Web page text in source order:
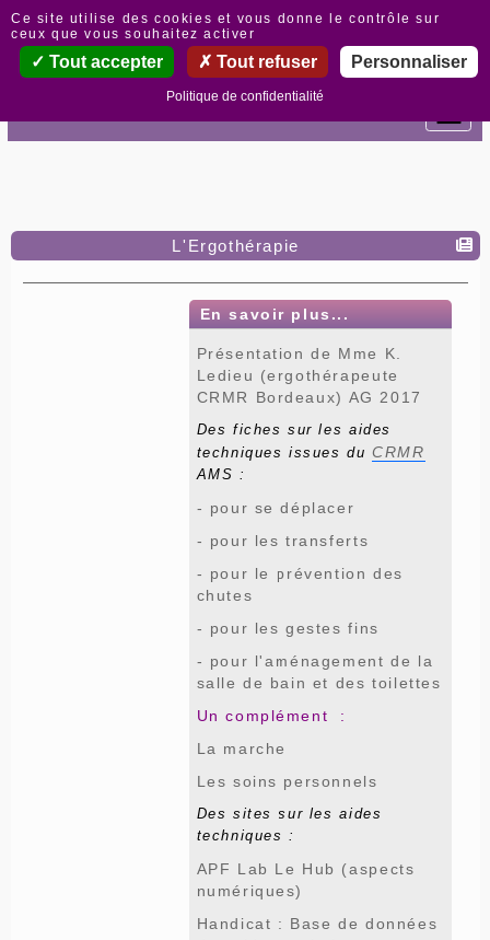
L'Ergothérapie
En savoir plus...
Présentation de Mme K.
Ledieu (ergothérapeute
CRMR Bordeaux) AG 2017
Des fiches sur les aides
techniques issues duCRMR
AMS :
- pour se déplacer
- pour les transferts
- pour le prévention des
chutes
- pour les gestes fins
- pour l'aménagement de la
salle de bain et des toilettes
Un complément :
La marche
Les soins personnels
Des sites sur les aides
techniques :
APF Lab Le Hub (aspects
numériques)
Handicat : Base de données
Panneau de gestion des cookies
Ce site utilise des cookies et vous donne le contrôle sur
ceux que vous souhaitez activer
Tout accepter Tout refuser Personnaliser
Politique de confidentialité